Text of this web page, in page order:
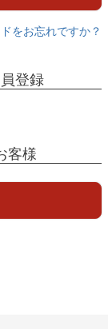
をお忘れですか？
登録
客様